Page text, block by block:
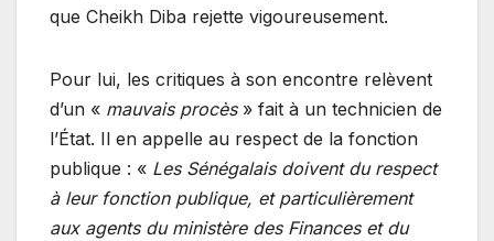
que Cheikh Diba rejette vigoureusement.
Pour lui, les critiques à son encontre relèvent
d’un « mauvais procès» fait à un technicien de
l’État. Il en appelle au respect de la fonction
publique : « Les Sénégalais doivent du respect
à leur fonction publique, et particulièrement
aux agents du ministère des Finances et du